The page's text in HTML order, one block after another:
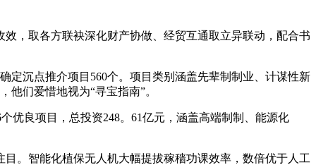
，取各方联袂深化财产协做、经贸互通取立异联动，配合书
沉点推介项目560个。项目类别涵盖先辈制制业、计谋性新
们爱惜地视为“寻宝指南”。
良项目，总投资248。61亿元，涵盖高端制制、能源化
。智能化植保无人机大幅提拔稼穑功课效率，数倍优于人工